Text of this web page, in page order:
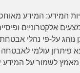
המידע: המידע
אלקטרוניים
נוהג על-פי נהלי
פיתרון עולמי
מאמץ לשמור על המידע